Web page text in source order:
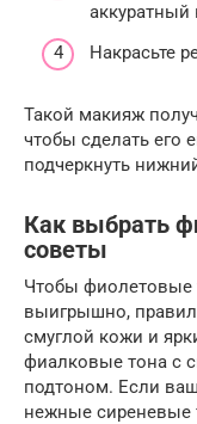
аккуратный
Накрасьте
Такой макияж
чтобы сделать его
подчеркнуть
Как выбрать
советы
Чтобы фиолетовые
выигрышно,
смуглой кожи и
фиалковые тона с
подтоном. Если
нежные сиреневые